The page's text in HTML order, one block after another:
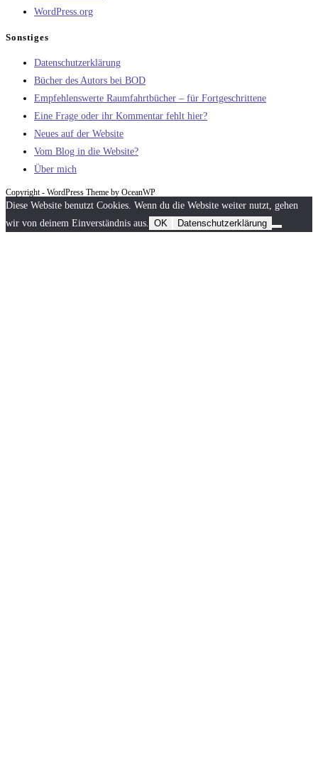
WordPress.org
Sonstiges
Datenschutzerklärung
Bücher des Autors bei BOD
Empfehlenswerte Raumfahrtbücher – für Fortgeschrittene
Eine Frage oder ihr Kommentar fehlt hier?
Neues auf der Website
Vom Blog in die Website?
Über mich
Copyright - WordPress Theme by OceanWP
Diese Website benutzt Cookies. Wenn du die Website weiter nutzt, gehen
wir von deinem Einverständnis aus. OK Datenschutzerklärung